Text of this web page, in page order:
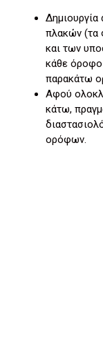
πλακών (τα
και των
κάθε όροφο
παρακάτω
Αφού
κάτω,
ορόφων.